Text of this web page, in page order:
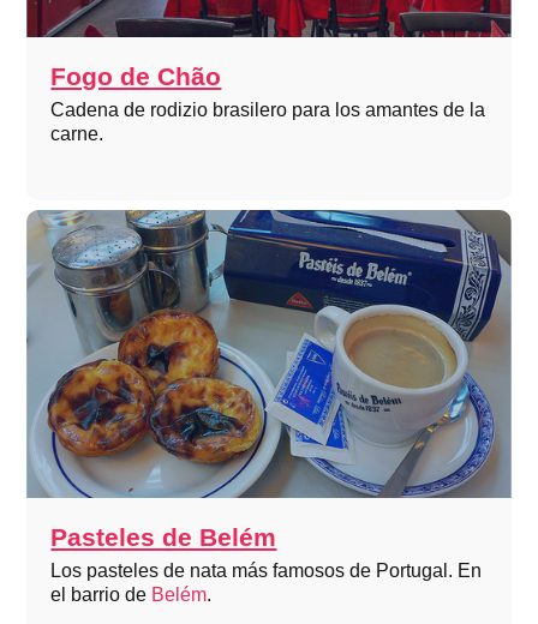
Fogo de Chão
Cadena de rodizio brasilero para los amantes de la
carne.
Pasteles de Belém
Los pasteles de nata más famosos de Portugal. En
el barrio de Belém.